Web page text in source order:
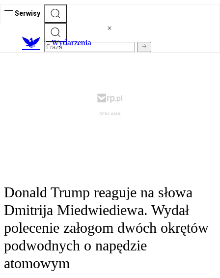
Serwisy
Wydarzenia
Donald Trump reaguje na słowa
Dmitrija Miedwiediewa. Wydał
polecenie załogom dwóch okrętów
podwodnych o napędzie
atomowym